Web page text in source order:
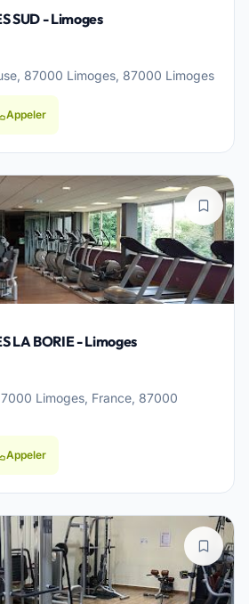
SUD - Limoges
87000 Limoges, 87000 Limoges
Appeler
LA BORIE - Limoges
Limoges, France, 87000
Appeler